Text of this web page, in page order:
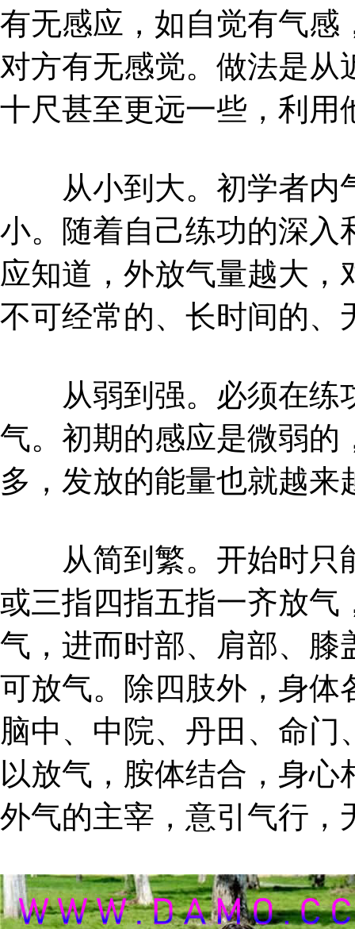
有无感应，如自觉有气感
对方有无感觉。做法是
十尺甚至更远一些，利用
从小到大。初学者内
小。随着自己练功的深入
应知道，外放气量越大
不可经常的、长时间的、
从弱到强。必须在练
气。初期的感应是微弱的
多，发放的能量也就越来
从简到繁。开始时只
或三指四指五指一齐放气
气，进而时部、肩部、膝
可放气。除四肢外，身体
脑中、中院、丹田、命
以放气，胺体结合，身
外气的主宰，意引气行，